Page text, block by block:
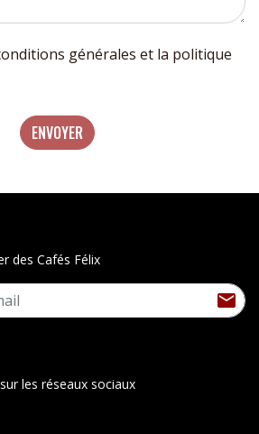
générales et la politique
ENVOYER
des Cafés Félix

les réseaux sociaux